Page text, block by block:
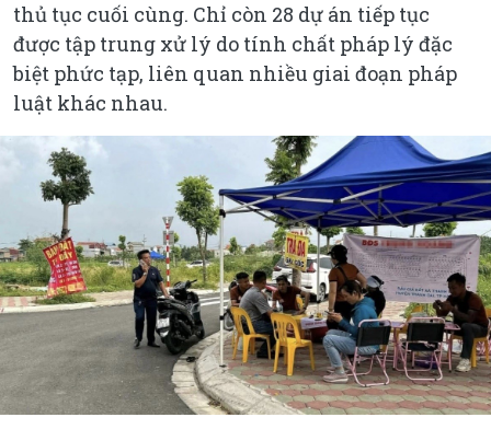
thủ tục cuối cùng. Chỉ còn 28 dự án tiếp tục
được tập trung xử lý do tính chất pháp lý đặc
biệt phức tạp, liên quan nhiều giai đoạn pháp
luật khác nhau.